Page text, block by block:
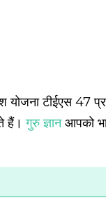
योजना टीईएस 47
हैं।गुरु ज्ञानआपको